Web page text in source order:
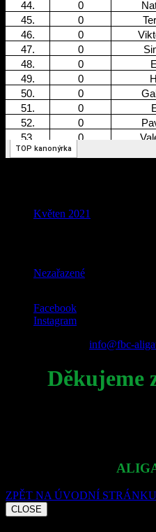
Květen 2021
Nezařazené
Facebook
Instagram
info@fbc-
Děkujeme
ZPĚT NA ÚVODNÍ STRÁNKU
CLOSE